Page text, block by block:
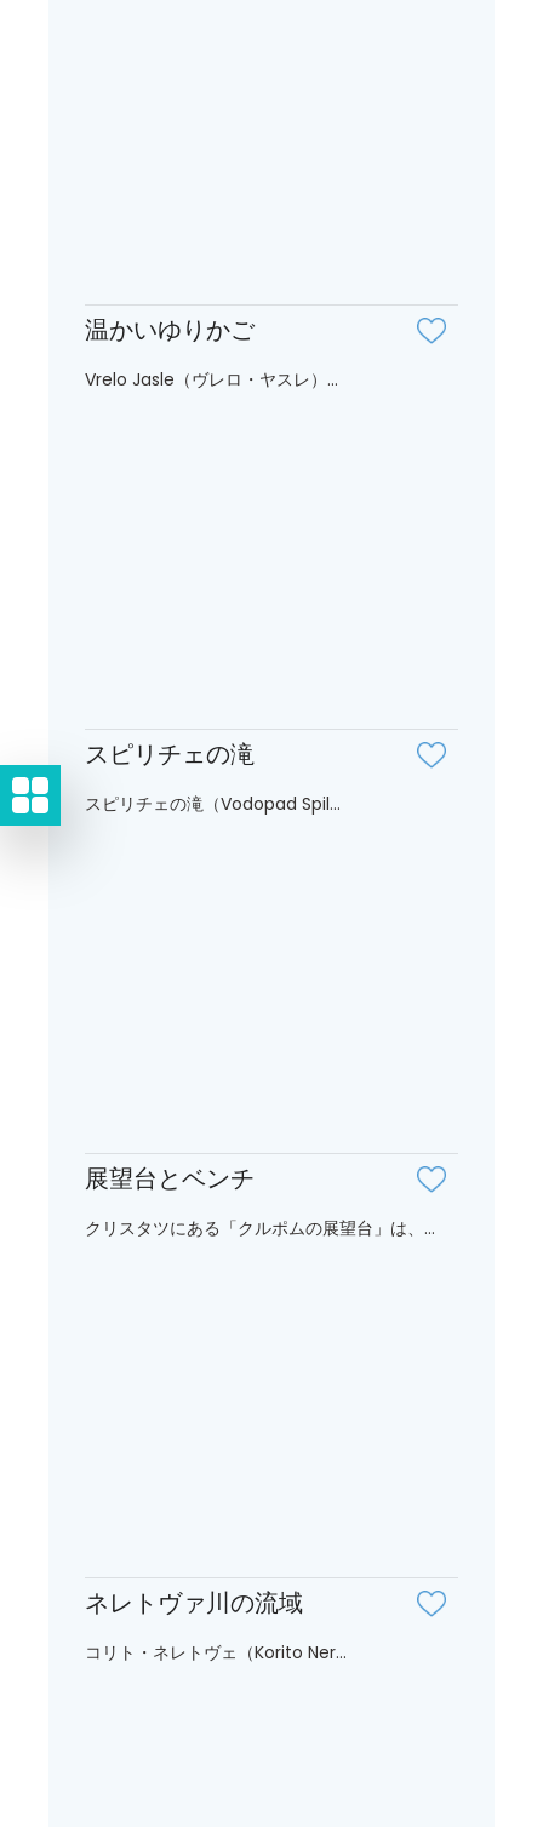
温かいゆりかご
Vrelo Jasle（ヴレロ・ヤスレ）...
スピリチェの滝
スピリチェの滝（Vodopad Spil...
展望台とベンチ
クリスタツにある「クルポムの展望台」は、...
ネレトヴァ川の流域
コリト・ネレトヴェ（Korito Ner...